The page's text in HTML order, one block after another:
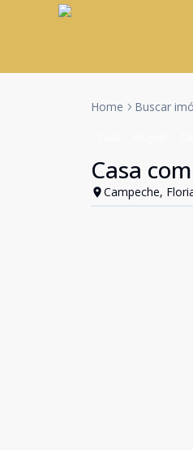
Home Buscar
Casa
Campeche,